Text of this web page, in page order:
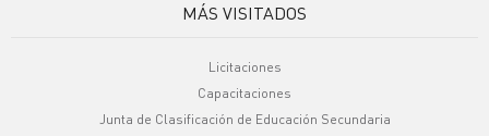
MÁS VISITADOS
Licitaciones
Capacitaciones
Junta de Clasificación de Educación Secundaria